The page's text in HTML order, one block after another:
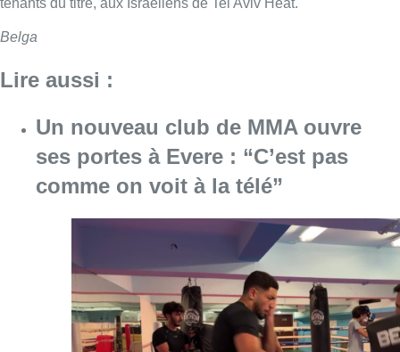
Belga
Lire aussi :
Un nouveau club de MMA ouvre
ses portes à Evere : “C’est pas
comme on voit à la télé”